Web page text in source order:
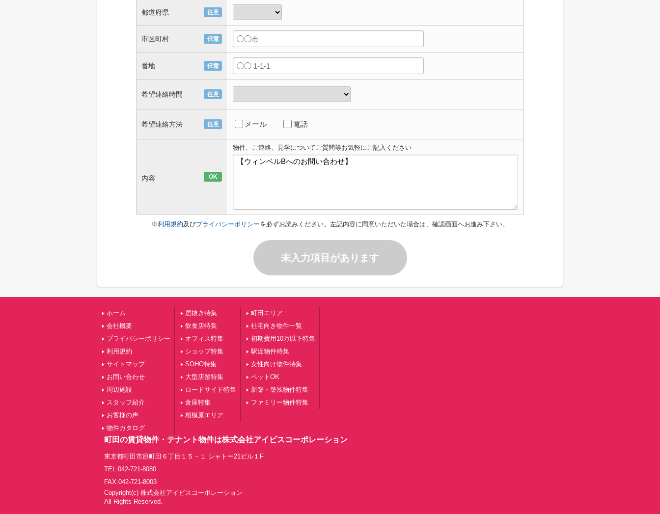
都道府県 任意
市区町村 任意
番地 任意
希望連絡時間 任意
希望連絡方法 任意 メール 電話
内容 OK
物件、ご連絡、見学についてご質問等お気軽にご記入ください
※利用規約及びプライバシーポリシーを必ずお読みください。左記内容に同意いただいた場合は、確認画面へお進み下さい。
未入力項目があります
ホーム
会社概要
プライバシーポリシー
利用規約
サイトマップ
お問い合わせ
周辺施設
スタッフ紹介
お客様の声
物件カタログ
居抜き特集
飲食店特集
オフィス特集
ショップ特集
SOHO特集
大型店舗特集
ロードサイド特集
倉庫特集
相模原エリア
町田エリア
社宅向き物件一覧
初期費用10万以下特集
駅近物件特集
女性向け物件特集
ペットOK
新築・築浅物件特集
ファミリー物件特集
町田の賃貸物件・テナント物件は株式会社アイビスコーポレーション
東京都町田市原町田６丁目１５－１ シャトー21ビル１F
TEL:042-721-8080
FAX:042-721-8003
Copyright(c) 株式会社アイビスコーポレーション
All Rights Reserved.